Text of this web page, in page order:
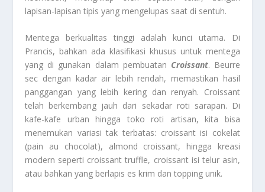
lapisan-lapisan tipis yang mengelupas saat di sentuh.
Mentega berkualitas tinggi adalah kunci utama. Di
Prancis, bahkan ada klasifikasi khusus untuk mentega
yang di gunakan dalam pembuatan Croissant. Beurre
sec dengan kadar air lebih rendah, memastikan hasil
panggangan yang lebih kering dan renyah. Croissant
telah berkembang jauh dari sekadar roti sarapan. Di
kafe-kafe urban hingga toko roti artisan, kita bisa
menemukan variasi tak terbatas: croissant isi cokelat
(pain au chocolat), almond croissant, hingga kreasi
modern seperti croissant truffle, croissant isi telur asin,
atau bahkan yang berlapis es krim dan topping unik.